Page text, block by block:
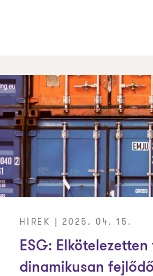
HÍREK | 2025. 04. 15.
ESG:
dinamikusan